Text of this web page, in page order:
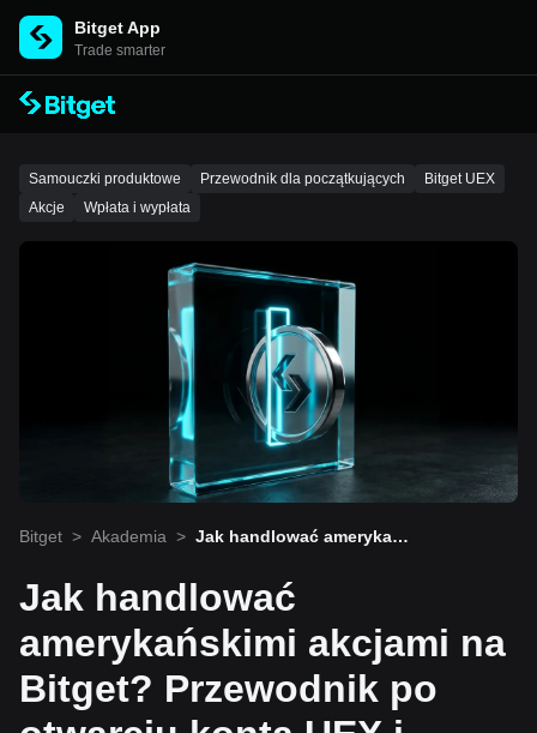
Bitget App
Trade smarter
Samouczki produktowe Przewodnik dla początkujących
Bitget UEX
Akcje
Wpłata i wypłata
Bitget > Akademia > Jak handlować amerykań
Jak handlować
amerykańskimi akcjami na
Bitget? Przewodnik po